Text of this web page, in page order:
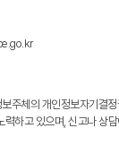
주체의 개인정보자기결
하고 있으며, 신고나 상